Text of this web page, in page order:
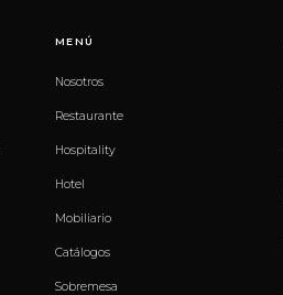
MENÚ
Nosotros
Restaurante
Hospitality
Hotel
Mobiliario
Catálogos
Sobremesa